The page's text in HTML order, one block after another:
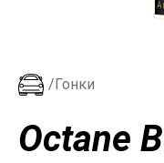
/Гонки
Octane